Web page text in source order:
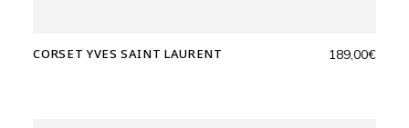
CORSET YVES SAINT LAURENT 189,00€